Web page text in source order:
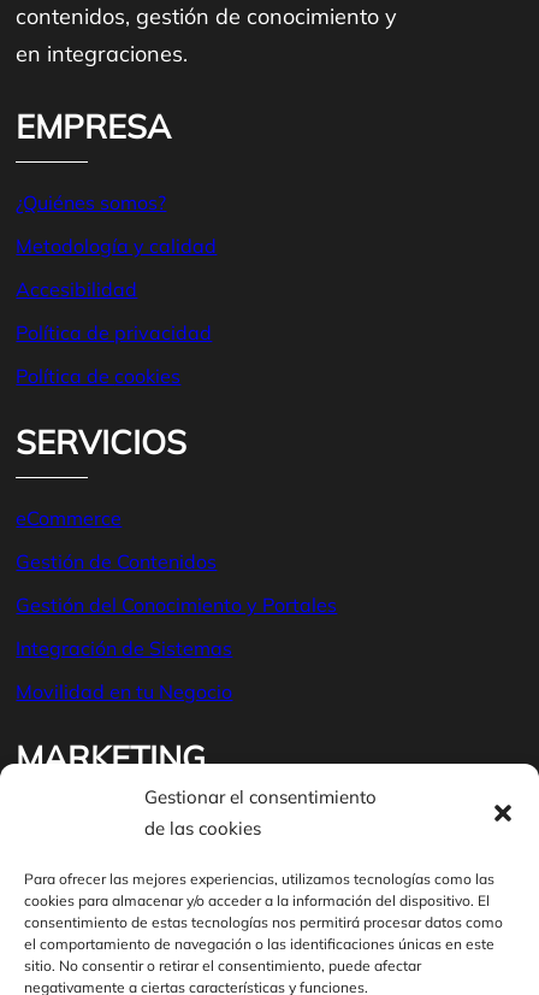
Gestionar el consentimiento
de las cookies
Para ofrecer las mejores experiencias, utilizamos tecnologías como las
cookies para almacenar y/o acceder a la información del dispositivo. El
consentimiento de estas tecnologías nos permitirá procesar datos como
el comportamiento de navegación o las identificaciones únicas en este
sitio. No consentir o retirar el consentimiento, puede afectar
negativamente a ciertas características y funciones.
contenidos, gestión de conocimiento y
en integraciones.
EMPRESA
¿Quiénes somos?
Metodología y calidad
Accesibilidad
Política de privacidad
Política decookies
SERVICIOS
eCommerce
Gestión de Contenidos
Gestión del Conocimiento y Portales
Integración de Sistemas
Movilidad en tu Negocio
MARKETING
Posicionamiento SEO
Publicidad en buscadores
Marketing en contenidos